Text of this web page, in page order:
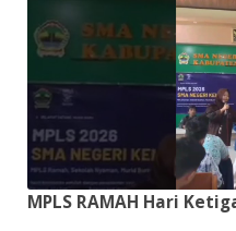
MPLS RAMAH Hari